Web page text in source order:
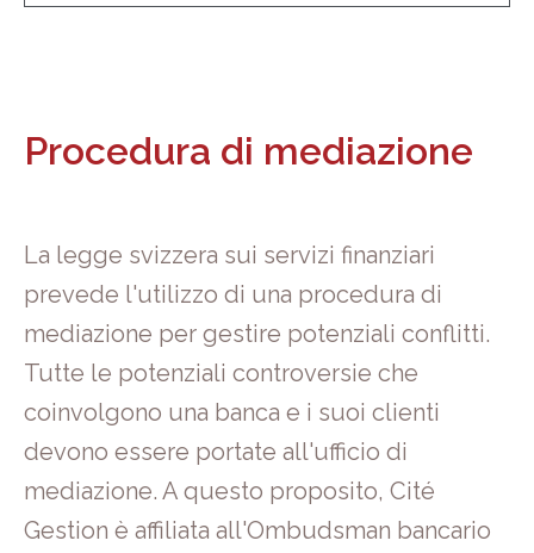
Procedura di mediazione
La legge svizzera sui servizi finanziari
prevede l'utilizzo di una procedura di
mediazione per gestire potenziali conflitti.
Tutte le potenziali controversie che
coinvolgono una banca e i suoi clienti
devono essere portate all'ufficio di
mediazione. A questo proposito, Cité
Gestion è affiliata all'Ombudsman bancario